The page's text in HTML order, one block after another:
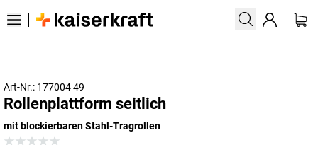
Art-Nr.: 177004 49
Rollenplattform seitlich
mit blockierbaren Stahl-Tragrollen